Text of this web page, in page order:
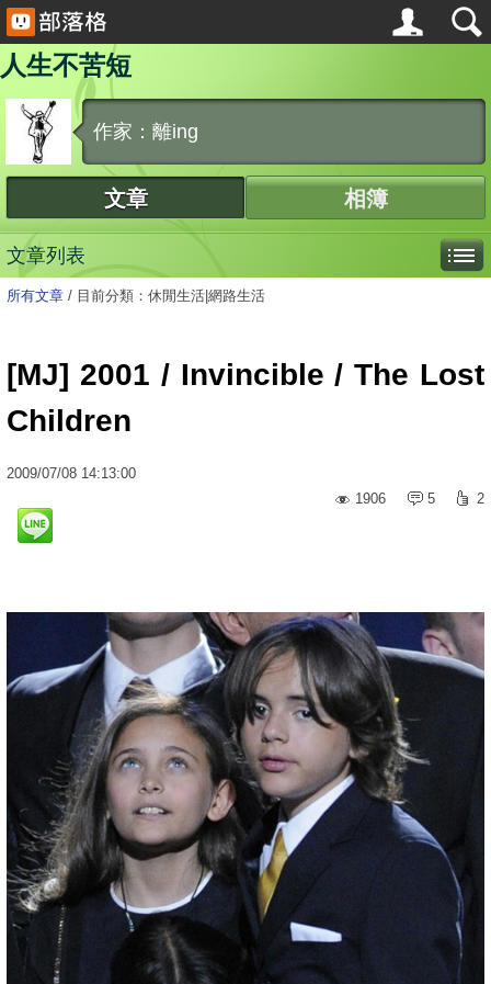
人生不苦短
作家：離ing
文章 相簿
文章列表
所有文章 / 目前分類：休閒生活|網路生活
[MJ] 2001 / Invincible / The Lost
Children
2009/07/08 14:13:00
1906
5 2